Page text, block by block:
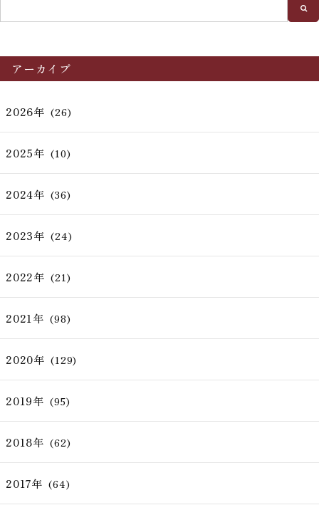
アーカイブ
2026年 (26)
2025年 (10)
2024年 (36)
2023年 (24)
2022年 (21)
2021年 (98)
2020年 (129)
2019年 (95)
2018年 (62)
2017年 (64)